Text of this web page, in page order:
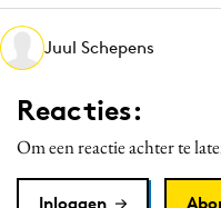
Juul Schepens
Reacties:
Om een reactie achter te
Inloggen